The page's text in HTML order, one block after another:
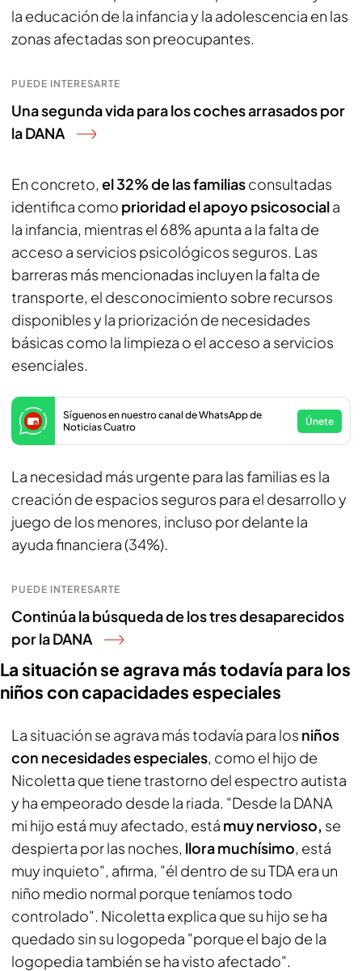
la educación de la infancia y la adolescencia en las
zonas afectadas son preocupantes.
PUEDE INTERESARTE
Una segunda vida para los coches arrasados por
la DANA
En concreto, el 32% de las familiasconsultadas
identifica como prioridad el apoyo psicosociala
la infancia, mientras el 68% apunta a la falta de
acceso a servicios psicológicos seguros. Las
barreras más mencionadas incluyen la falta de
transporte, el desconocimiento sobre recursos
disponibles y la priorización de necesidades
básicas como la limpieza o el acceso a servicios
esenciales.
Síguenos en nuestro canal de WhatsApp de
Noticias Cuatro
Únete
La necesidad más urgente para las familias es la
creación de espacios seguros para el desarrollo y
juego de los menores, incluso por delante la
ayuda financiera (34%).
PUEDE INTERESARTE
Continúa la búsqueda de los tres desaparecidos
por la DANA
La situación se agrava más todavía para los
niños con capacidades especiales
La situación se agrava más todavía para los niños
con necesidades especiales, como el hijo de
Nicoletta que tiene trastorno del espectro autista
y ha empeorado desde la riada. "Desde la DANA
mi hijo está muy afectado, está muy nervioso, se
despierta por las noches, llora muchísimo, está
muy inquieto", afirma, "él dentro de su TDA era un
niño medio normal porque teníamos todo
controlado". Nicoletta explica que su hijo se ha
quedado sin su logopeda "porque el bajo de la
logopedia también se ha visto afectado".